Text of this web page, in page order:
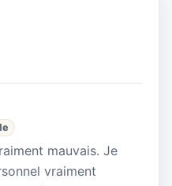
mauvais. Je
vraiment